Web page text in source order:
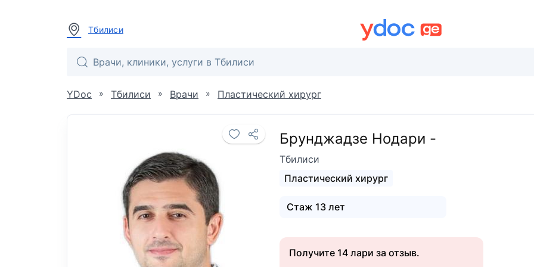
Тбилиси
YDoc » Тбилиси » Врачи » Пластический хирург
Брунджадзе Нодари -
Тбилиси
Пластический хирург
Стаж 13 лет
Получите 14 лари за отзыв.